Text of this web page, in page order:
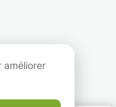
améliorer